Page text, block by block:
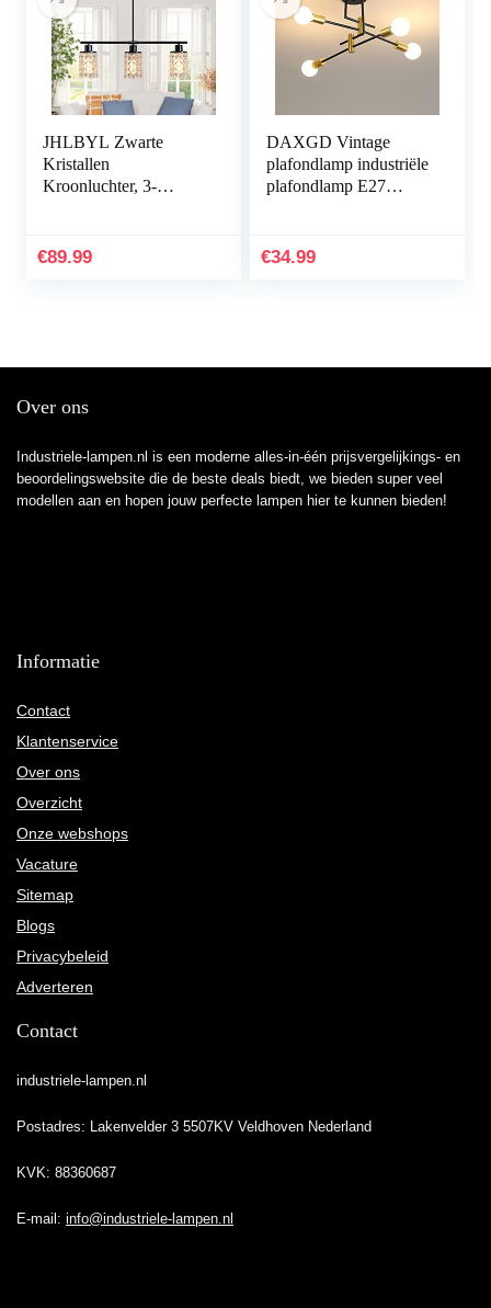
JHLBYL Zwarte
Kristallen
Kroonluchter, 3-
Plafondlamp, Moderne
€89.99
DAXGD Vintage
plafondlamp industriële
plafondlamp E27
hal, moderne led…
€34.99
Over ons
Industriele-lampen.nl is een moderne alles-in-één prijsvergelijkings- en
beoordelingswebsite die de beste deals biedt, we bieden super veel
modellen aan en hopen jouw perfecte lampen hier te kunnen bieden!
Informatie
Contact
Klantenservice
Over ons
Overzicht
Onze webshops
Vacature
Sitemap
Blogs
Privacybeleid
Adverteren
Contact
industriele-lampen.nl
Postadres: Lakenvelder 3 5507KV Veldhoven Nederland
KVK: 88360687
E-mail: info@industriele-lampen.nl